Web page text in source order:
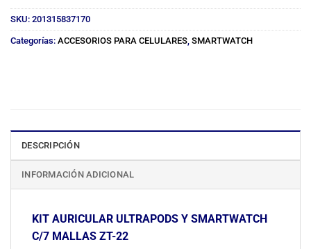
SKU: 201315837170
Categorías: ACCESORIOS PARA CELULARES, SMARTWATCH
DESCRIPCIÓN
INFORMACIÓN ADICIONAL
KIT AURICULAR ULTRAPODS Y SMARTWATCH
C/7 MALLAS ZT-22